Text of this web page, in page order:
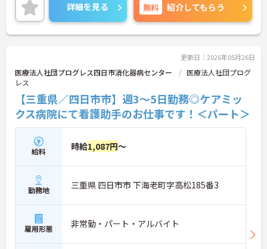
詳細を見る 無料 紹介してもらう
更新日：2026年05月26日
医療法人社団プログレス四日市消化器病センター
医療法人社団プログ
レス
【三重県／四日市市】週3～5日勤務◎ケアミッ
クス病院にて看護助手のお仕事です！＜パート＞
給料 時給1,087円～
勤務地 三重県 四日市市 下海老町字高松185番3
雇用形態 非常勤・パート・アルバイト